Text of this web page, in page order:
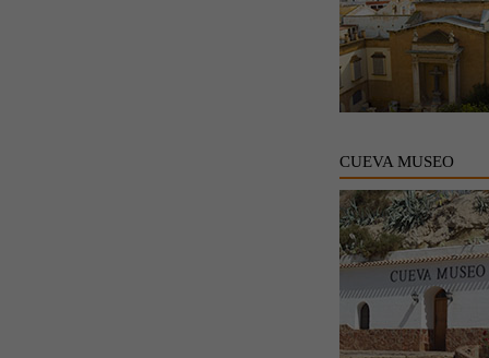
CUEVA MUSEO